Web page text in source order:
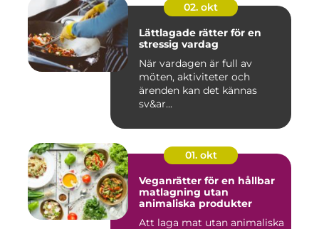
02. okt
Lättlagade rätter för en
stressig vardag
När vardagen är full av
möten, aktiviteter och
ärenden kan det kännas
sv&ar...
01. okt
Veganrätter för en hållbar
matlagning utan
animaliska produkter
Att laga mat utan animaliska